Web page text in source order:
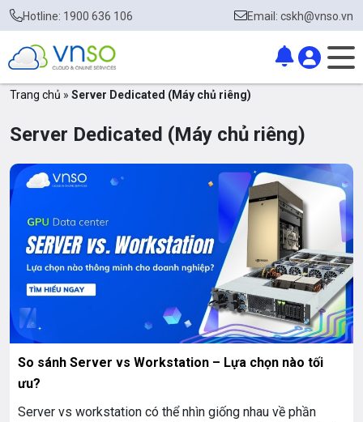
Hotline: 1900 636 106 Email: cskh@vnso.vn
Trang chủ » Server Dedicated (Máy chủ riêng)
Server Dedicated (Máy chủ riêng)
So sánh Server vs Workstation – Lựa chọn nào tối
ưu?
Server vs workstation có thể nhìn giống nhau về phần